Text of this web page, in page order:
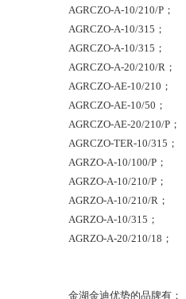
AGRCZO-A-10/210/P；
AGRCZO-A-10/315；
AGRCZO-A-10/315；
AGRCZO-A-20/210/R；
AGRCZO-AE-10/210；
AGRCZO-AE-10/50；
AGRCZO-AE-20/210/P；
AGRCZO-TER-10/315；
AGRZO-A-10/100/P；
AGRZO-A-10/210/P；
AGRZO-A-10/210/R；
AGRZO-A-10/315；
AGRZO-A-20/210/18；
金湖金迪优势的品牌有：